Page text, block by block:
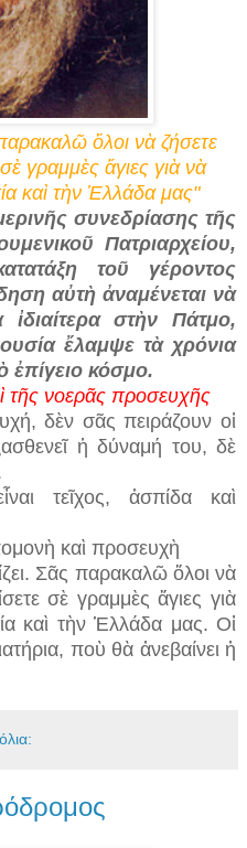
ὅλοι νὰ ζήσετε
γραμμὲς ἅγιες γιὰ νὰ
καὶ τὴν Ἑλλάδα μας"
συνεδρίασης τῆς
Πατριαρχείου,
τοῦ γέροντος
αὐτὴ ἀναμένεται νὰ
στὴν Πάτμο,
ἔλαμψε τὰ χρόνια
ἐπίγειο κόσμο.
τῆς νοερᾶς προσευχῆς
δὲν σᾶς πειράζουν οἱ
ἡ δύναμή του, δὲ
τεῖχος, ἀσπίδα καὶ
καὶ προσευχὴ
Σᾶς παρακαλῶ ὅλοι νὰ
σὲ γραμμὲς ἅγιες γιὰ
καὶ τὴν Ἑλλάδα μας. Οἱ
ποὺ θὰ ἀνεβαίνει ἡ